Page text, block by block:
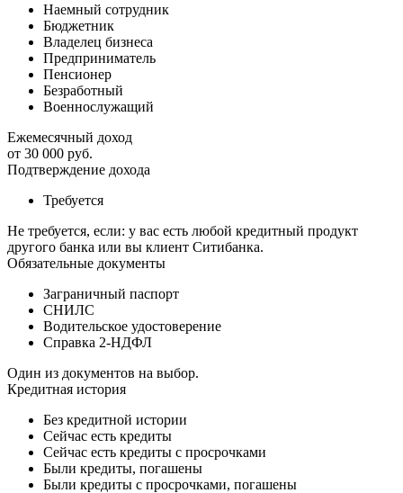
Наемный сотрудник
Бюджетник
Владелец бизнеса
Предприниматель
Пенсионер
Безработный
Военнослужащий
Ежемесячный доход
от 30 000 руб.
Подтверждение дохода
Требуется
Не требуется, если: у вас есть любой кредитный продукт
другого банка или вы клиент Ситибанка.
Обязательные документы
Заграничный паспорт
СНИЛС
Водительское удостоверение
Справка 2-НДФЛ
Один из документов на выбор.
Кредитная история
Без кредитной истории
Сейчас есть кредиты
Сейчас есть кредиты с просрочками
Были кредиты, погашены
Были кредиты с просрочками, погашены